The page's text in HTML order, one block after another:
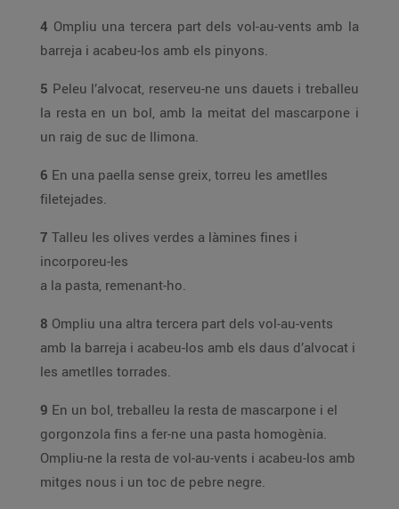
4 Ompliu una tercera part dels vol-au-vents amb la
barreja i acabeu-los amb els pinyons.
5 Peleu l’alvocat, reserveu-ne uns dauets i treballeu
la resta en un bol, amb la meitat del mascarpone i
un raig de suc de llimona.
6 En una paella sense greix, torreu les ametlles
filetejades.
7 Talleu les olives verdes a làmines fines i
incorporeu-les
a la pasta, remenant-ho.
8 Ompliu una altra tercera part dels vol-au-vents
amb la barreja i acabeu-los amb els daus d’alvocat i
les ametlles torrades.
9 En un bol, treballeu la resta de mascarpone i el
gorgonzola fins a fer-ne una pasta homogènia.
Ompliu-ne la resta de vol-au-vents i acabeu-los amb
mitges nous i un toc de pebre negre.